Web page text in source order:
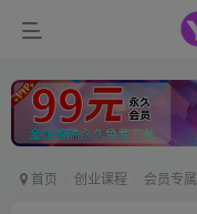
首页 创业课程 会员专属